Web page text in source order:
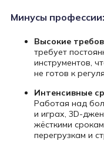
Минусы профессии:
Высокие
требует
инструментов,
не готов к
Интенсивные
Работая над
и играх, 3D-
жёсткими
перегрузкам и